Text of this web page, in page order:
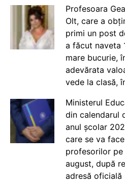
Profesoara
Olt, care a
primi un post
a făcut naveta
mare bucurie,
adevărata
vede la clasă,
Ministerul
din calendarul
anul școlar
care se va
profesorilor
august, după
adresă oficială